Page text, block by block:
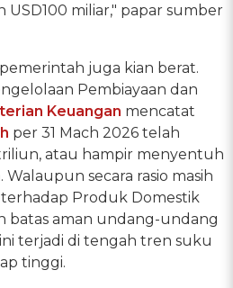
USD100 miliar," papar sumber
juga kian berat.
Pembiayaan dan
Keuangan mencatat
per 31 Mach 2026 telah
atau hampir menyentuh
secara rasio masih
terhadap Produk Domestik
batas aman undang-undang
terjadi di tengah tren suku
tinggi.